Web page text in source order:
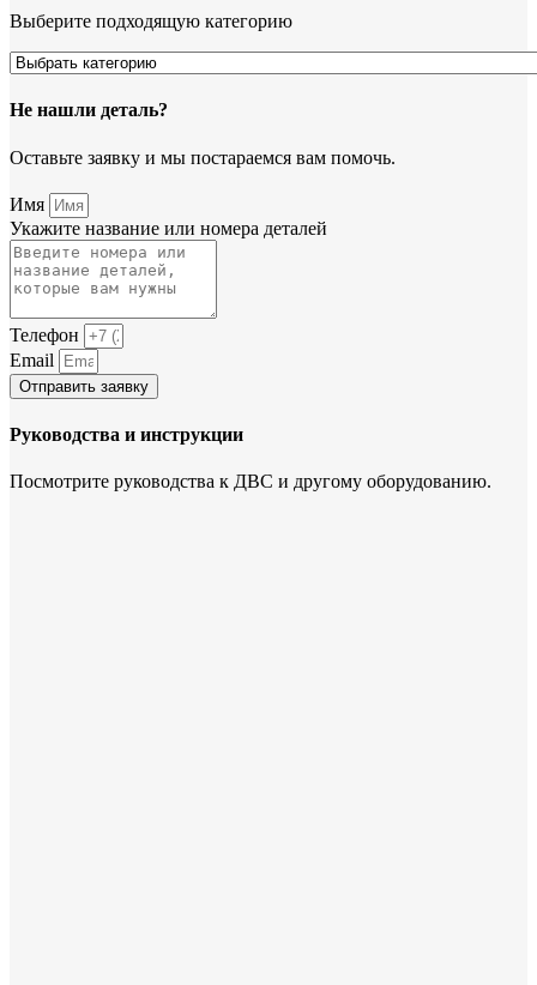
Выберите подходящую категорию
Не нашли деталь?
Оставьте заявку и мы постараемся вам помочь.
Имя
Укажите название или номера деталей
Телефон
Email
Отправить заявку
Руководства и инструкции
Посмотрите руководства к ДВС и другому оборудованию.